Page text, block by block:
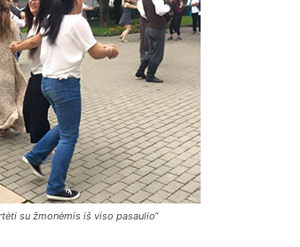
su žmonėmis iš viso pasaulio“